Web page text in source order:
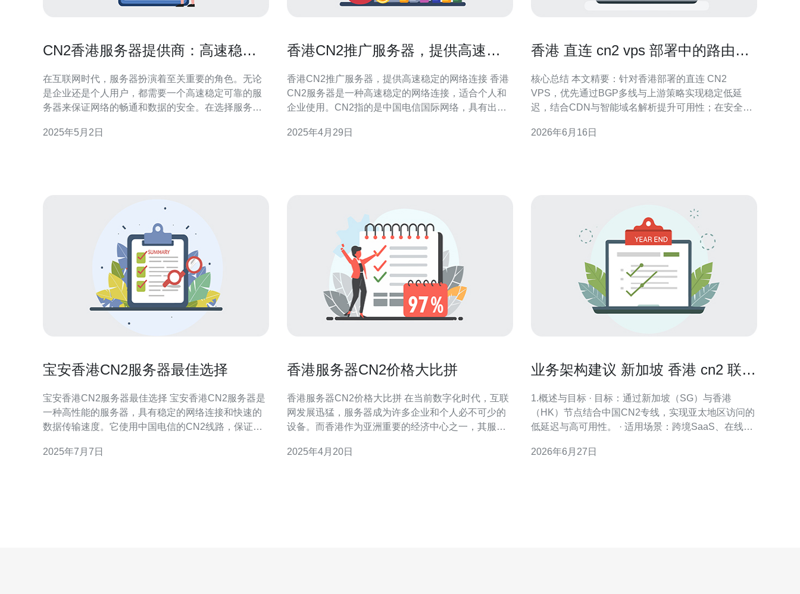
CN2香港服务器提供商：高速稳定
在互联网时代，服务器扮演着至关重要的角色。无论
是企业还是个人用户，都需要一个高速稳定可靠的服
务器来保证网络的畅通和数据的安全。在选择服务器
选择。 CN2香港服务器提供商拥有先进的网络设备和
2025年5月2日
香港CN2推广服务器，提供高速稳
香港CN2推广服务器，提供高速稳定的网络连接 香港
CN2服务器是一种高速稳定的网络连接，适合个人和
企业使用。CN2指的是中国电信国际网络，具有出色
中心，拥有先进的网络基础设施和优越的地理位置，
2025年4月29日
香港 直连 cn2 vps 部署中的路由策
核心总结 本文精要：针对香港部署的直连 CN2
VPS，优先通过BGP多线与上游策略实现稳定低延
迟，结合CDN与智能域名解析提升可用性；在安全上
固，并建立流量监控与故障切换策略。生产环境建议
2026年6月16日
宝安香港CN2服务器最佳选择
宝安香港CN2服务器最佳选择 宝安香港CN2服务器是
一种高性能的服务器，具有稳定的网络连接和快速的
数据传输速度。它使用中国电信的CN2线路，保证了
速网络连接的用户来说，宝安香港CN2服务器是一个
2025年7月7日
香港服务器CN2价格大比拼
香港服务器CN2价格大比拼 在当前数字化时代，互联
网发展迅猛，服务器成为许多企业和个人必不可少的
设备。而香港作为亚洲重要的经济中心之一，其服务
格进行比较，为读者提供参考和选择。 香港服务器
2025年4月20日
业务架构建议 新加坡 香港 cn2 联合
1.概述与目标 · 目标：通过新加坡（SG）与香港
（HK）节点结合中国CN2专线，实现亚太地区访问的
低延迟与高可用性。 · 适用场景：跨境SaaS、在线游
时（RTT）香港 CN2 RTT 18ms，上海->新加坡
2026年6月27日